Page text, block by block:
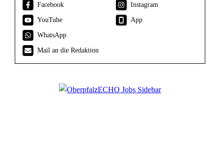
Facebook
Instagram
YouTube
App
WhatsApp
Mail an die Redaktion